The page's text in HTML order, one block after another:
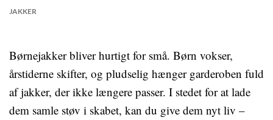
JAKKER
Børnejakker bliver hurtigt for små. Børn vokser,
årstiderne skifter, og pludselig hænger garderoben fuld
af jakker, der ikke længere passer. I stedet for at lade
dem samle støv i skabet, kan du give dem nyt liv –